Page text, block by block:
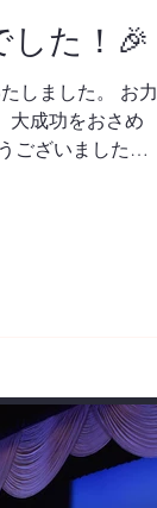
した！🎉
しました。 お力
大成功をおさめ
ございました！